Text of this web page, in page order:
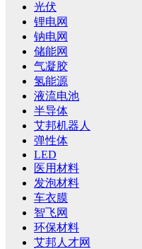
光伏
锂电网
钠电网
储能网
气凝胶
氢能源
液流电池
半导体
艾邦机器人
弹性体
LED
医用材料
发泡材料
车衣膜
智飞网
环保材料
艾邦人才网